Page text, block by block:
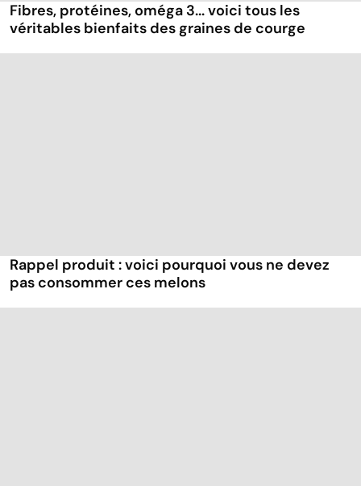
Fibres, protéines, oméga 3... voici tous les
véritables bienfaits des graines de courge
Rappel produit : voici pourquoi vous ne devez
pas consommer ces melons